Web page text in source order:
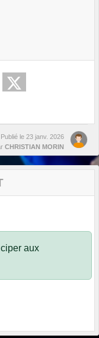
Publié le 23 janv. 2026
CHRISTIAN MORIN
aux